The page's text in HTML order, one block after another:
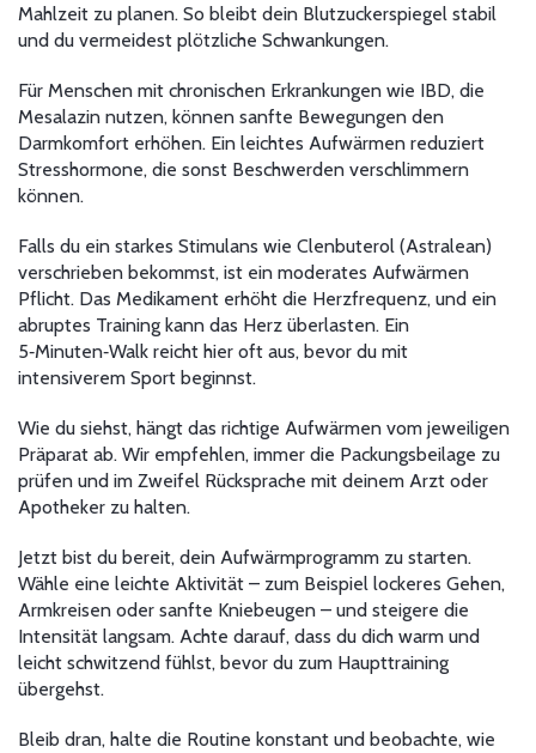
Mahlzeit zu planen. So bleibt dein Blutzuckerspiegel stabil
und du vermeidest plötzliche Schwankungen.
Für Menschen mit chronischen Erkrankungen wie IBD, die
Mesalazin nutzen, können sanfte Bewegungen den
Darmkomfort erhöhen. Ein leichtes Aufwärmen reduziert
Stresshormone, die sonst Beschwerden verschlimmern
können.
Falls du ein starkes Stimulans wie Clenbuterol (Astralean)
verschrieben bekommst, ist ein moderates Aufwärmen
Pflicht. Das Medikament erhöht die Herzfrequenz, und ein
abruptes Training kann das Herz überlasten. Ein
5‑Minuten‑Walk reicht hier oft aus, bevor du mit
intensiverem Sport beginnst.
Wie du siehst, hängt das richtige Aufwärmen vom jeweiligen
Präparat ab. Wir empfehlen, immer die Packungsbeilage zu
prüfen und im Zweifel Rücksprache mit deinem Arzt oder
Apotheker zu halten.
Jetzt bist du bereit, dein Aufwärmprogramm zu starten.
Wähle eine leichte Aktivität – zum Beispiel lockeres Gehen,
Armkreisen oder sanfte Kniebeugen – und steigere die
Intensität langsam. Achte darauf, dass du dich warm und
leicht schwitzend fühlst, bevor du zum Haupttraining
übergehst.
Bleib dran, halte die Routine konstant und beobachte, wie